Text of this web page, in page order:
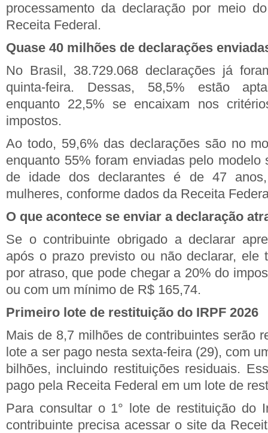
processamento da declaração por meio
Receita Federal.
Quase 40 milhões de declarações
No Brasil, 38.729.068 declarações já
quinta-feira. Dessas, 58,5% estão
enquanto 22,5% se encaixam nos
impostos.
Ao todo, 59,6% das declarações são no
enquanto 55% foram enviadas pelo modelo
de idade dos declarantes é de 47
mulheres, conforme dados da Receita
O que acontece se enviar a declaração
Se o contribuinte obrigado a declarar
após o prazo previsto ou não declarar, ele
por atraso, que pode chegar a 20% do
ou com um mínimo de R$ 165,74.
Primeiro lote de restituição do IRPF 2026
Mais de 8,7 milhões de contribuintes serão
lote a ser pago nesta sexta-feira (29), com
bilhões, incluindo restituições residuais.
pago pela Receita Federal em um lote de
Para consultar o 1° lote de restituição do
contribuinte precisa acessar o site da